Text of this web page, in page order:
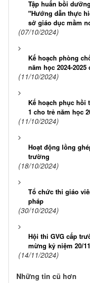
Tập huấn bồi
"Hướng dẫn thực
sở giáo dục mầm
(07/10/2024)
Kế hoạch phòng
năm học 2024-
(11/10/2024)
Kế hoạch phục hồi
1 cho trẻ năm học
(11/10/2024)
Hoạt động lồng
trường
(18/10/2024)
Tổ chức thi giáo
pháp
(30/10/2024)
Hội thi GVG cấp
mừng kỷ niệm 20/
(14/11/2024)
Những tin cũ hơn